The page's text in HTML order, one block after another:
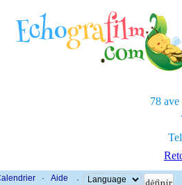
78 ave
· Aide ·